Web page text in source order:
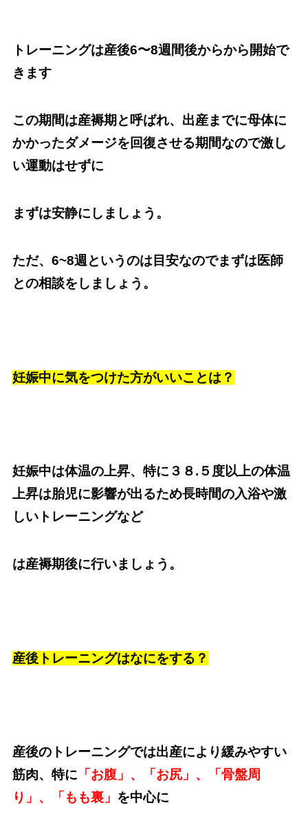
トレーニングは産後6〜8週間後からから開始で
きます
この期間は産褥期と呼ばれ、出産までに母体に
かかったダメージを回復させる期間なので激し
い運動はせずに
まずは安静にしましょう。
ただ、6~8週というのは目安なのでまずは医師
との相談をしましょう。
妊娠中に気をつけた方がいいことは？
妊娠中は体温の上昇、特に３８.５度以上の体温
上昇は胎児に影響が出るため長時間の入浴や激
しいトレーニングなど
は産褥期後に行いましょう。
産後トレーニングはなにをする？
産後のトレーニングでは出産により緩みやすい
筋肉、特に 「お腹」、「お尻」、「骨盤周
り」、「もも裏」 を中心に